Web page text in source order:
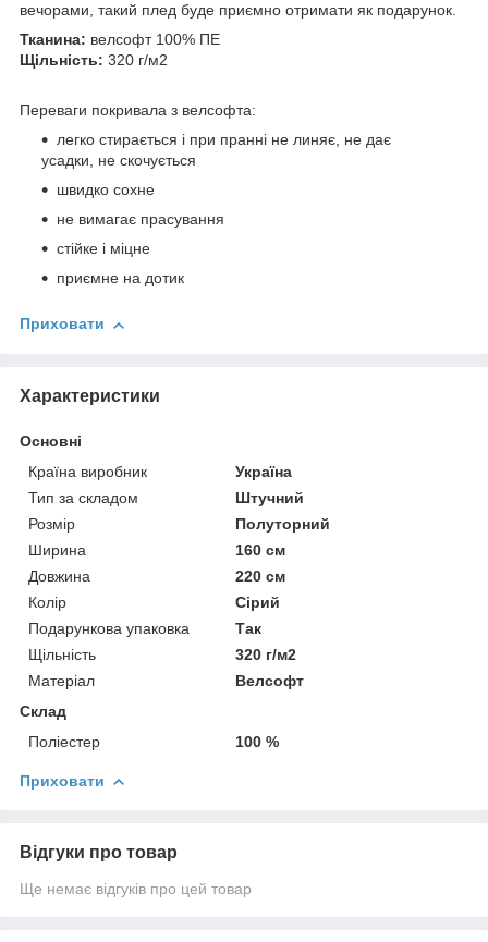
вечорами, такий плед буде приємно отримати як подарунок.
Тканина: велсофт 100% ПЕ
Щільність: 320 г/м2
Переваги покривала з велсофта:
легко стирається і при пранні не линяє, не дає
усадки, не скочується
швидко сохне
не вимагає прасування
стійке і міцне
приємне на дотик
Приховати
Характеристики
Основні
Країна виробник
Україна
Тип за складом
Штучний
Розмір
Полуторний
Ширина
160 см
Довжина
220 см
Колір
Сірий
Подарункова упаковка
Так
Щільність
320 г/м2
Матеріал
Велсофт
Склад
Поліестер
100 %
Приховати
Відгуки про товар
Ще немає відгуків про цей товар